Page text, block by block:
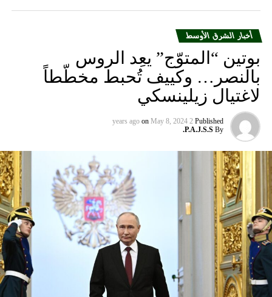
أخبار الشرق الأوسط
بوتين “المتوّج” يعِد الروس
بالنصر… وكييف تُحبط مخطّطاً
لاغتيال زيلينسكي
Published
2 years ago
on May 8, 2024
By
P.A.J.S.S.